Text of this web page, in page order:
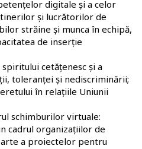
digitale și a celor
și lucrătorilor de
străine și munca în echipă,
de inserție
cetățenesc și a
toleranței și nediscriminării;
în relațiile Uniunii
schimburilor virtuale:
cadrul organizațiilor de
a proiectelor pentru